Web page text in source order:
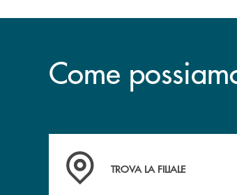
Come
Accedi all' elenco completo
TROVA LA FILIALE